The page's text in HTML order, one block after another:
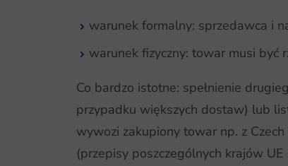
warunek formalny: sprzedawca i
warunek fizyczny: towar musi być
Co bardzo istotne: spełnienie
przypadku większych dostaw) lub
wywozi zakupiony towar np. z
(przepisy poszczególnych krajów